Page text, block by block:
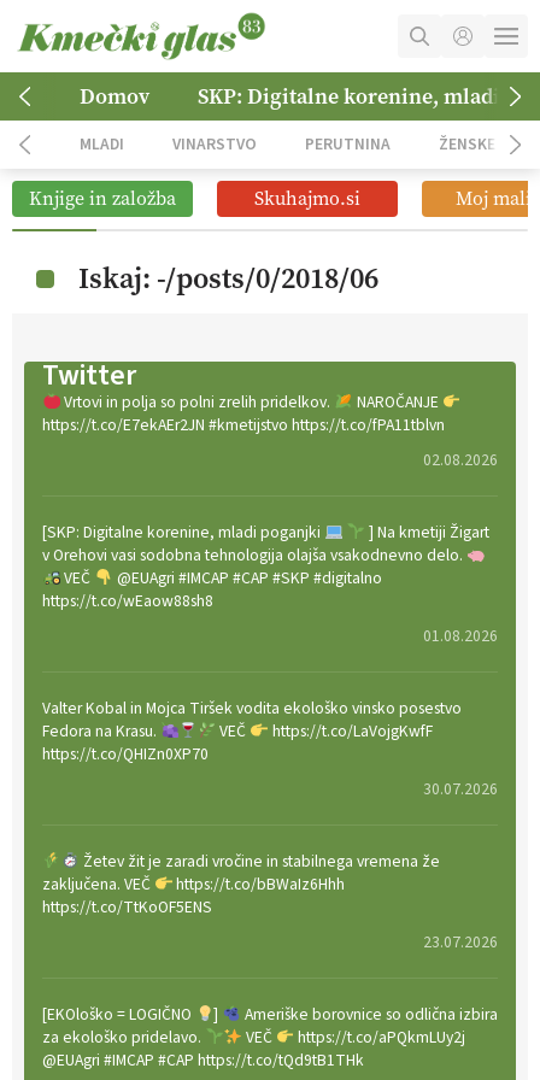
MOJ RAČUN
NAROČITE SE
OGLASNO TRŽENJE
Domov SKP: Digitalne korenine, mladi
MLADI VINARSTVO PERUTNINA ŽENSKE
Knjige in založba Skuhajmo.si Moj mali
Iskaj: -/posts/0/2018/06
Twitter
Vrtovi in polja so polni zrelih pridelkov.
NAROČANJE
https://t.co/E7ekAEr2JN #kmetijstvo https://t.co/fPA11tblvn
02.08.2026
[SKP: Digitalne korenine, mladi poganjki
] Na kmetiji Žigart
v Orehovi vasi sodobna tehnologija olajša vsakodnevno delo.
VEČ
@EUAgri #IMCAP #CAP #SKP #digitalno
https://t.co/wEaow88sh8
01.08.2026
Valter Kobal in Mojca Tiršek vodita ekološko vinsko posestvo
Fedora na Krasu.
VEČ
https://t.co/LaVojgKwfF
https://t.co/QHIZn0XP70
30.07.2026
Žetev žit je zaradi vročine in stabilnega vremena že
zaključena. VEČ
https://t.co/bBWaIz6Hhh
https://t.co/TtKoOF5ENS
23.07.2026
[EKOloško = LOGIČNO ]
Ameriške borovnice so odlična izbira
za ekološko pridelavo.
VEČ
https://t.co/aPQkmLUy2j
@EUAgri #IMCAP #CAP https://t.co/tQd9tB1THk